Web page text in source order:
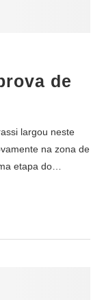
de
largou neste
na zona de
etapa do…